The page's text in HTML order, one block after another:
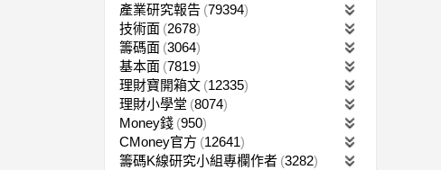
產業研究報告 79394
技術面 2678
籌碼面 3064
基本面 7819
理財寶開箱文 12335
理財小學堂 8074
Money錢 950
CMoney官方 12641
籌碼K線研究小組專欄作者 3282